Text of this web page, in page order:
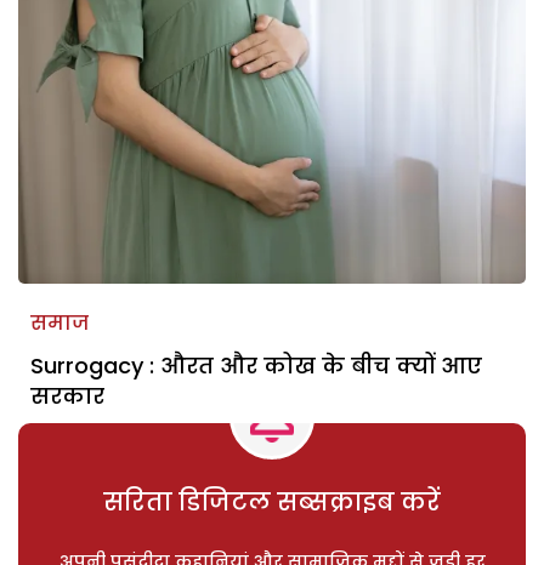
समाज
Surrogacy : औरत और कोख के बीच क्यों आए
सरकार
सरिता डिजिटल सब्सक्राइब करें